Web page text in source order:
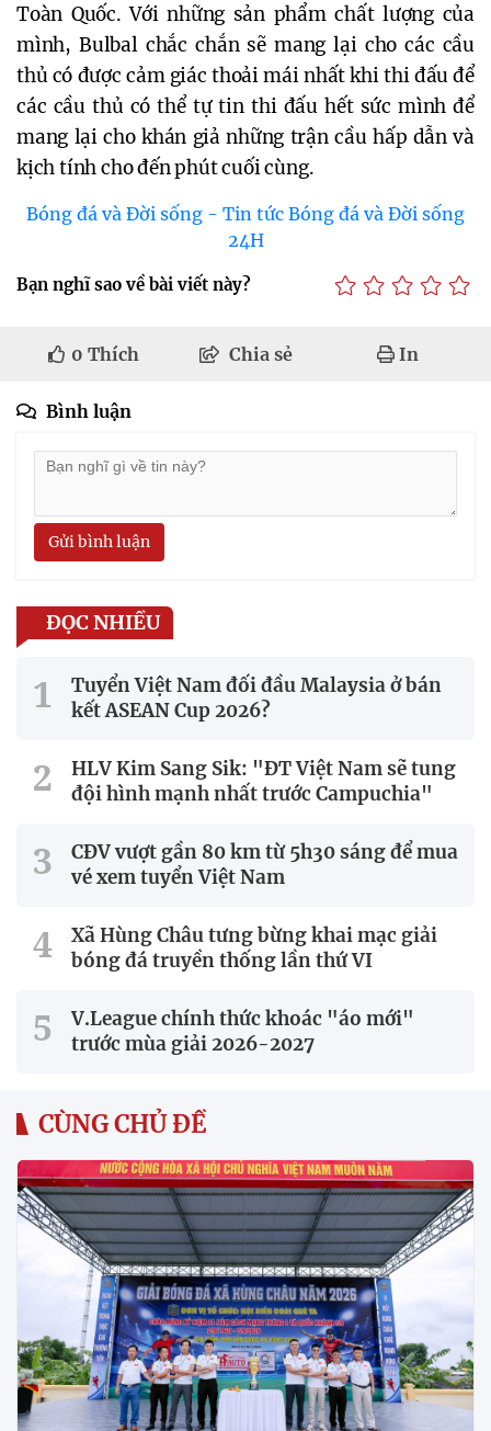
Toàn Quốc. Với những sản phẩm chất lượng của
mình, Bulbal chắc chắn sẽ mang lại cho các cầu
thủ có được cảm giác thoải mái nhất khi thi đấu để
các cầu thủ có thể tự tin thi đấu hết sức mình để
mang lại cho khán giả những trận cầu hấp dẫn và
kịch tính cho đến phút cuối cùng.
Bóng đá và Đời sống - Tin tức Bóng đá và Đời sống
24H
Bạn nghĩ sao về bài viết này?
0 Thích Chia sẻ In
Bình luận
Gửi bình luận
ĐỌC NHIỀU
Tuyển Việt Nam đối đầu Malaysia ở bán
kết ASEAN Cup 2026?
HLV Kim Sang Sik: "ĐT Việt Nam sẽ tung
đội hình mạnh nhất trước Campuchia"
CĐV vượt gần 80 km từ 5h30 sáng để mua
vé xem tuyển Việt Nam
Xã Hùng Châu tưng bừng khai mạc giải
bóng đá truyền thống lần thứ VI
V.League chính thức khoác "áo mới"
trước mùa giải 2026-2027
CÙNG CHỦ ĐỀ